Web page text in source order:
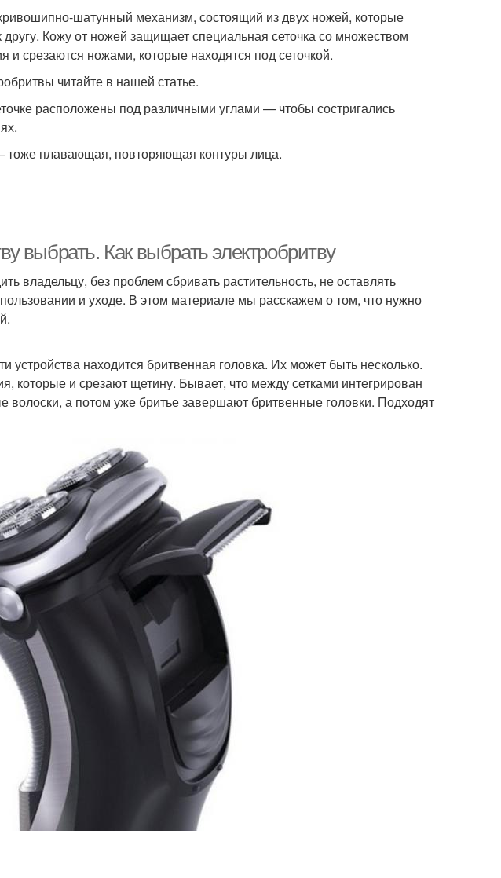
шатунный механизм, состоящий из двух ножей, которые
Кожу от ножей защищает специальная сеточка со множеством
и срезаются ножами, которые находятся под сеточкой.
читайте в нашей статье.
расположены под различными углами — чтобы состригались
тоже плавающая, повторяющая контуры лица.
выбрать. Как выбрать электробритву
владельцу, без проблем сбривать растительность, не оставлять
и уходе. В этом материале мы расскажем о том, что нужно
устройства находится бритвенная головка. Их может быть несколько.
которые и срезают щетину. Бывает, что между сетками интегрирован
волоски, а потом уже бритье завершают бритвенные головки. Подходят